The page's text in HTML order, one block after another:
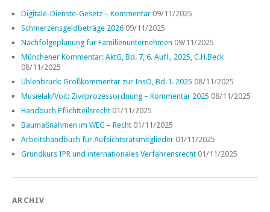
Digitale-Dienste-Gesetz – Kommentar 09/11/2025
Schmerzensgeldbeträge 2026 09/11/2025
Nachfolgeplanung für Familienunternehmen 09/11/2025
Münchener Kommentar: AktG, Bd. 7, 6. Aufl., 2025, C.H.Beck
08/11/2025
Uhlenbruck: Großkommentar zur InsO, Bd. I. 2025 08/11/2025
Musielak/Voit: Zivilprozessordnung – Kommentar 2025 08/11/2025
Handbuch Pflichtteilsrecht 01/11/2025
Baumaßnahmen im WEG – Recht 01/11/2025
Arbeitshandbuch für Aufsichtsratsmitglieder 01/11/2025
Grundkurs IPR und internationales Verfahrensrecht 01/11/2025
ARCHIV